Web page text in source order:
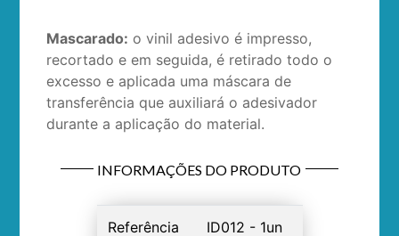
Mascarado: o vinil adesivo é impresso,
recortado e em seguida, é retirado todo o
excesso e aplicada uma máscara de
transferência que auxiliará o adesivador
durante a aplicação do material.
INFORMAÇÕES DO PRODUTO
Referência ID012 - 1un